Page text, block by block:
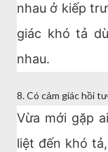
nhau ở kiếp
giác khó tả
nhau.
8. Có cảm giác hồi
Vừa mới gặp
liệt đến khó